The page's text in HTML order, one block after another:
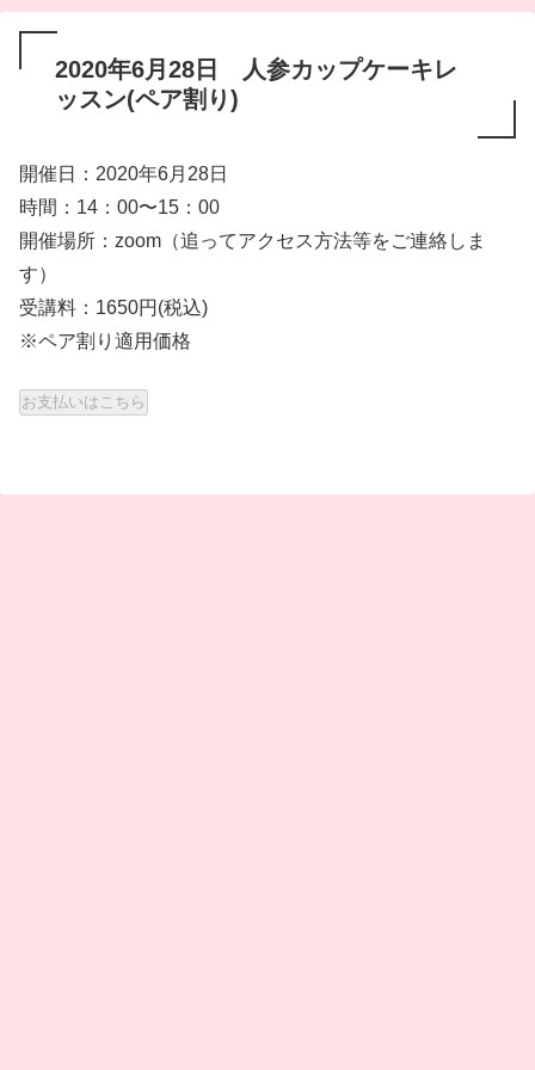
2020年6月28日 人参カップケーキレ
ッスン(ペア割り)
開催日：2020年6月28日
時間：14：00〜15：00
開催場所：zoom（追ってアクセス方法等をご連絡しま
す）
受講料：1650円(税込)
※ペア割り適用価格
お支払いはこちら